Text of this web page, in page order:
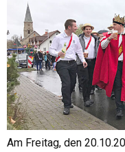
Am Freitag, den